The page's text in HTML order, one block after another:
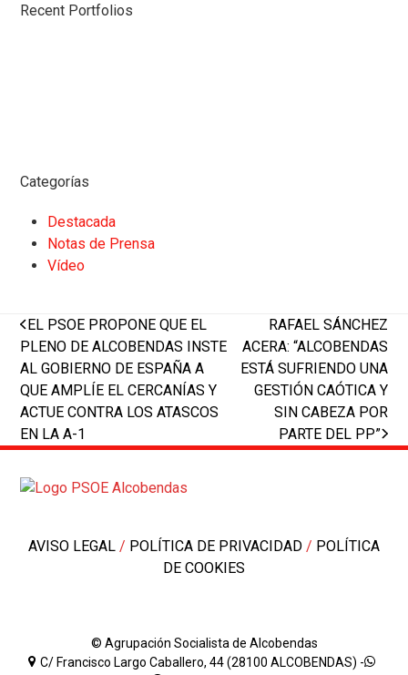
Recent Portfolios
Categorías
Destacada
Notas de Prensa
Vídeo
previous
post:
EL PSOE PROPONE QUE EL
PLENO DE ALCOBENDAS INSTE
AL GOBIERNO DE ESPAÑA A
QUE AMPLÍE EL CERCANÍAS Y
ACTUE CONTRA LOS ATASCOS
EN LA A-1
next
post:
RAFAEL SÁNCHEZ
ACERA: “ALCOBENDAS
ESTÁ SUFRIENDO UNA
GESTIÓN CAÓTICA Y
SIN CABEZA POR
PARTE DEL PP”
AVISO LEGAL / POLÍTICA DE PRIVACIDAD / POLÍTICA
DE COOKIES
© Agrupación Socialista de Alcobendas
C/ Francisco Largo Caballero, 44 (28100 ALCOBENDAS) -